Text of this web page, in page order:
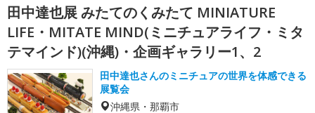
田中達也展 みたてのくみたて MINIATURE
LIFE・MITATE MIND(ミニチュアライフ・ミタ
テマインド)(沖縄)・企画ギャラリー1、2
田中達也さんのミニチュアの世界を体感できる
展覧会
沖縄県・那覇市